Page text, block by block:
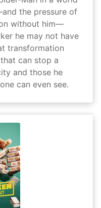
the pressure of
without him—
he may not have
transformation
can stop a
and those he
can even see.